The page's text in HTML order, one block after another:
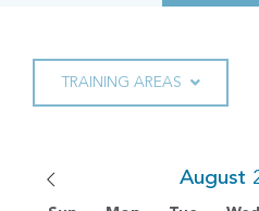
TRAINING AREAS
August